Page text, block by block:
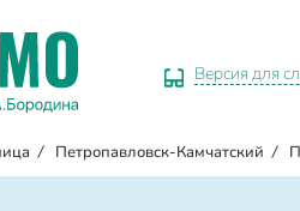
Версия для
/ Петропавловск-Камчатский /